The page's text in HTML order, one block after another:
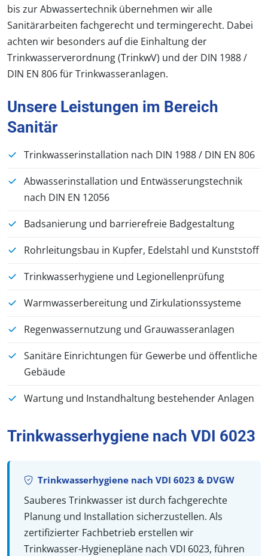
bis zur Abwassertechnik übernehmen wir alle
Sanitärarbeiten fachgerecht und termingerecht. Dabei
achten wir besonders auf die Einhaltung der
Trinkwasserverordnung (TrinkwV) und der DIN 1988 /
DIN EN 806 für Trinkwasseranlagen.
Unsere Leistungen im Bereich
Sanitär
Trinkwasserinstallation nach DIN 1988 / DIN EN 806
Abwasserinstallation und Entwässerungstechnik
nach DIN EN 12056
Badsanierung und barrierefreie Badgestaltung
Rohrleitungsbau in Kupfer, Edelstahl und Kunststoff
Trinkwasserhygiene und Legionellenprüfung
Warmwasserbereitung und Zirkulationssysteme
Regenwassernutzung und Grauwasseranlagen
Sanitäre Einrichtungen für Gewerbe und öffentliche
Gebäude
Wartung und Instandhaltung bestehender Anlagen
Trinkwasserhygiene nach VDI 6023
Trinkwasserhygiene nach VDI 6023 & DVGW
Sauberes Trinkwasser ist durch fachgerechte
Planung und Installation sicherzustellen. Als
zertifizierter Fachbetrieb erstellen wir
Trinkwasser-Hygienepläne nach VDI 6023, führen